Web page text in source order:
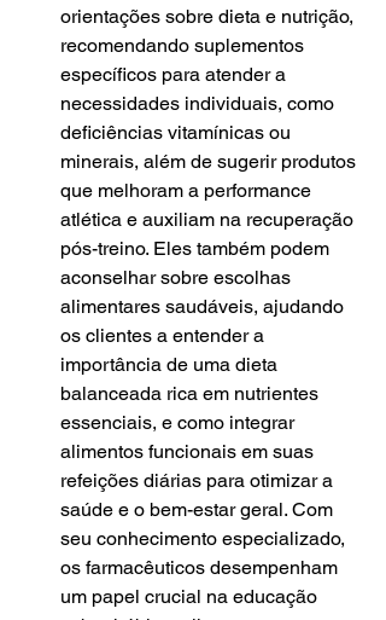
orientações sobre dieta e nutrição,
recomendando suplementos
específicos para atender a
necessidades individuais, como
deficiências vitamínicas ou
minerais, além de sugerir produtos
que melhoram a performance
atlética e auxiliam na recuperação
pós-treino. Eles também podem
aconselhar sobre escolhas
alimentares saudáveis, ajudando
os clientes a entender a
importância de uma dieta
balanceada rica em nutrientes
essenciais, e como integrar
alimentos funcionais em suas
refeições diárias para otimizar a
saúde e o bem-estar geral. Com
seu conhecimento especializado,
os farmacêuticos desempenham
um papel crucial na educação